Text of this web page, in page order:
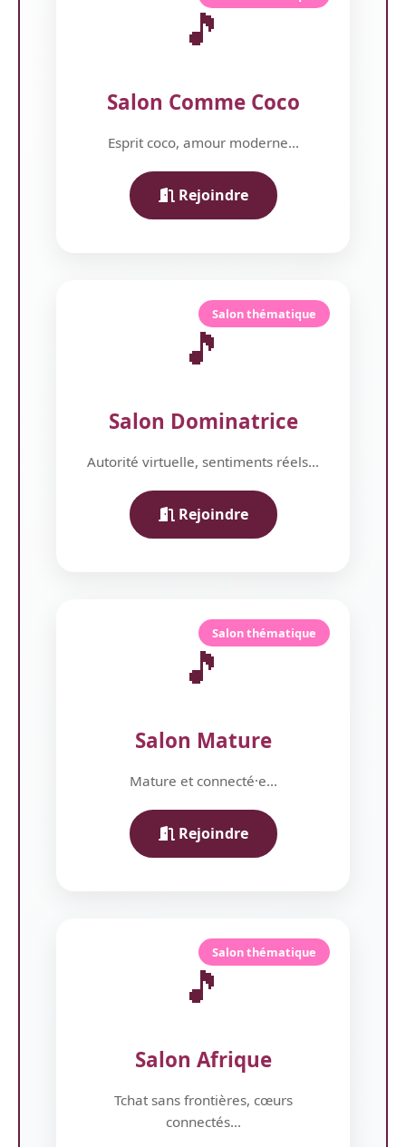
🎵
Salon Comme Coco
Esprit coco, amour moderne...
Rejoindre
Salon thématique
🎵
Salon Dominatrice
Autorité virtuelle, sentiments réels...
Rejoindre
Salon thématique
🎵
Salon Mature
Mature et connecté·e...
Rejoindre
Salon thématique
🎵
Salon Afrique
Tchat sans frontières, cœurs
connectés...